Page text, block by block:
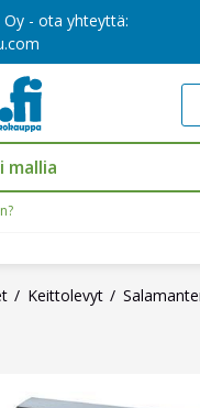
- ota yhteyttä:
Keittolevyt